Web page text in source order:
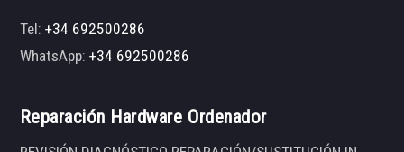
Tel:+34 692500286
WhatsApp:+34 692500286
Reparación Hardware Ordenador